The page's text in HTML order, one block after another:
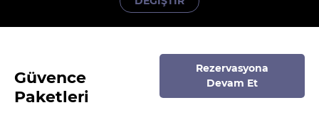
Güvence
Paketleri
Rezervasyona
Devam Et